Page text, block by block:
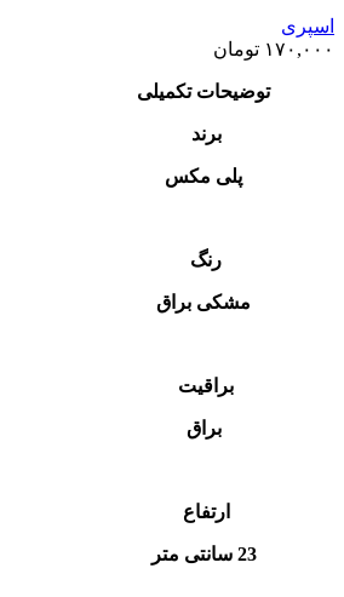
اسپری
۱۷۰,۰۰۰ تومان
توضیحات تکمیلی
برند
پلی مکس
رنگ
مشکی براق
براقیت
براق
ارتفاع
23 سانتی متر